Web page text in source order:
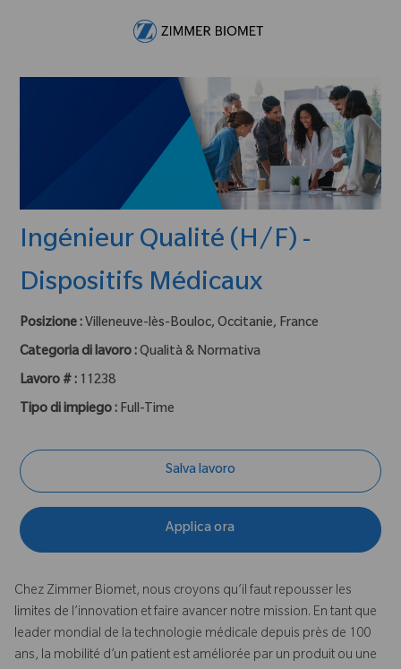
Ingénieur Qualité (H/F) -
Dispositifs Médicaux
Posizione : Villeneuve-lès-Bouloc, Occitanie, France
Categoria di lavoro : Qualità & Normativa
Lavoro # : 11238
Tipo di impiego : Full-Time
Salva lavoro
Applica ora
Chez Zimmer Biomet, nous croyons qu’il faut repousser les
limites de l’innovation et faire avancer notre mission. En tant que
leader mondial de la technologie médicale depuis près de 100
ans, la mobilité d’un patient est améliorée par un produit ou une